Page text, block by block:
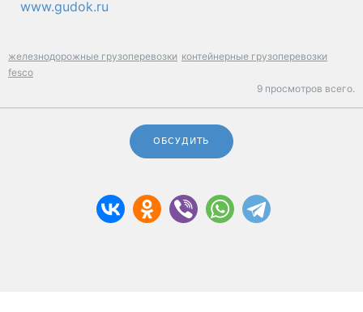
www.gudok.ru
железнодорожные грузоперевозки контейнерные грузоперевозки
fesco
9 просмотров всего.
ОБСУДИТЬ